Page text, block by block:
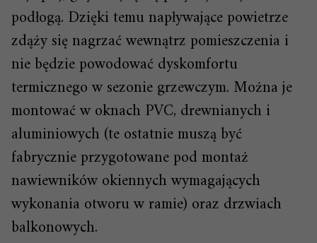
podłogą. Dzięki temu napływające powietrze
zdąży się nagrzać wewnątrz pomieszczenia i
nie będzie powodować dyskomfortu
termicznego w sezonie grzewczym. Można je
montować w oknach PVC, drewnianych i
aluminiowych (te ostatnie muszą być
fabrycznie przygotowane pod montaż
nawiewników okiennych wymagających
wykonania otworu w ramie) oraz drzwiach
balkonowych.